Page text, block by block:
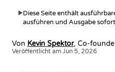
▶Diese Seite enthält
ausführen und Ausgabe
Von Kevin Spektor, Co-
Veröffentlicht am Jun 5, 2026